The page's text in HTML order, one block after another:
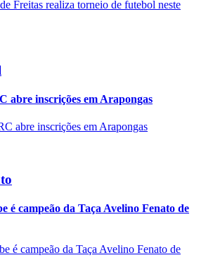
abre inscrições em Arapongas
é campeão da Taça Avelino Fenato de